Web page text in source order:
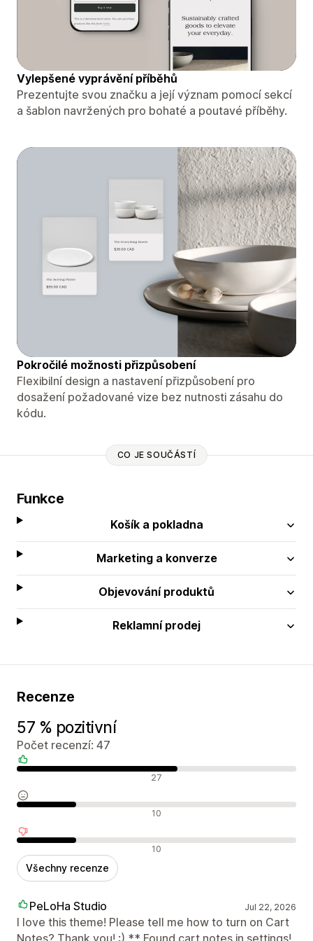
Vylepšené vyprávění příběhů
Prezentujte svou značku a její význam pomocí sekcí
a šablon navržených pro bohaté a poutavé příběhy.
Pokročilé možnosti přizpůsobení
Flexibilní design a nastavení přizpůsobení pro
dosažení požadované vize bez nutnosti zásahu do
kódu.
CO JE SOUČÁSTÍ
Funkce
Košík a pokladna
Marketing a konverze
Objevování produktů
Reklamní prodej
Recenze
57 % pozitivní
Počet recenzí: 47
Pozitivní recenze 27
Neutrální recenze 10
Negativní recenze 10
Všechny recenze
PeLoHa Studio Jul 22, 2026
I love this theme! Please tell me how to turn on Cart
Notes? Thank you! :) ** Found cart notes in settings!